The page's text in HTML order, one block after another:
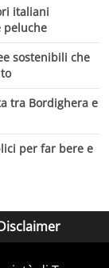
italiani
peluche
sostenibili che
tra Bordighera e
per far bere e